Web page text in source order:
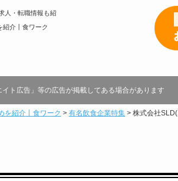
人・転職情報も紹
介丨食ワーク
イト広告」等の広告が掲載してある場合があります
を紹介丨食ワーク > 有名飲食企業特集 > 株式会社